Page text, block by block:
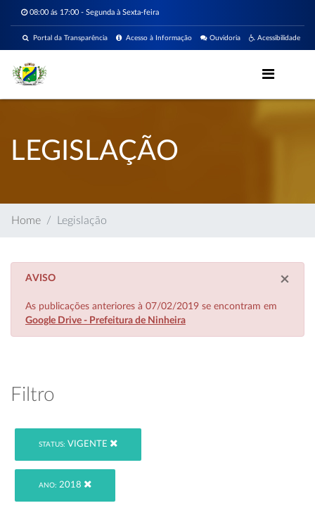
08:00 ás 17:00 - Segunda à Sexta-feira
Acessibilidade
Ouvidoria
Acesso à Informação
Portal da Transparência
LEGISLAÇÃO
Home Legislação
×
AVISO
As publicações anteriores à 07/02/2019 se encontram em
Google Drive - Prefeitura de Ninheira
Filtro
STATUS: VIGENTE
ANO: 2018